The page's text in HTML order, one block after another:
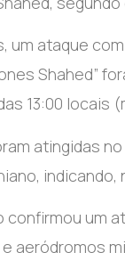
um ataque
Shahed”
13:00 locais
atingidas
confirmou um
aeródromos